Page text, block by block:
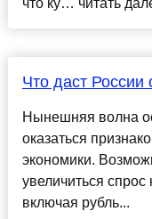
что ку… читать
Что даст России
Нынешняя волна
оказаться
экономики.
увеличиться
включая рубль...